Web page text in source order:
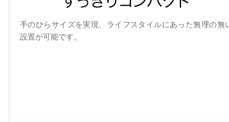
手のひらサイズを実現、ライフスタイルにあった無理の無
設置が可能です。